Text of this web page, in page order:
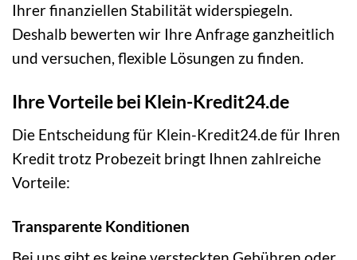
Ihrer finanziellen Stabilität widerspiegeln.
Deshalb bewerten wir Ihre Anfrage ganzheitlich
und versuchen, flexible Lösungen zu finden.
Ihre Vorteile bei Klein-Kredit24.de
Die Entscheidung für Klein-Kredit24.de für Ihren
Kredit trotz Probezeit bringt Ihnen zahlreiche
Vorteile:
Transparente Konditionen